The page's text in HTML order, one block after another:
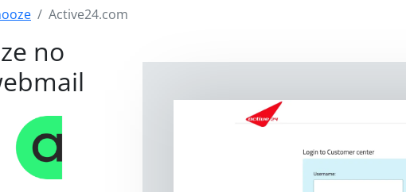
Active24.com
no